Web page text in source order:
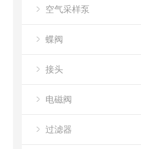
空气采样泵
蝶阀
接头
电磁阀
过滤器